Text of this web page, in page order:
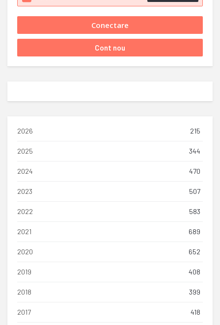
2026 215
2025 344
2024 470
2023 507
2022 583
2021 689
2020 652
2019 408
2018 399
2017 418